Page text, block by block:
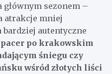
głównym sezonem –
atrakcje mniej
bardziej autentyczne
po krakowskim
śniegu czy
wśród złotych liści